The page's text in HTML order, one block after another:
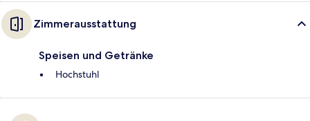
Zimmerausstattung
Speisen und Getränke
Hochstuhl